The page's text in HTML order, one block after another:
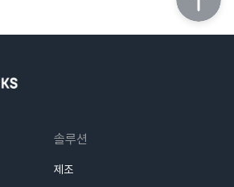
솔루션
제조